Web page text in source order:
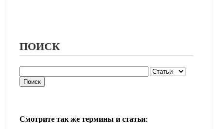
ПОИСК
Смотрите так же термины и статьи: